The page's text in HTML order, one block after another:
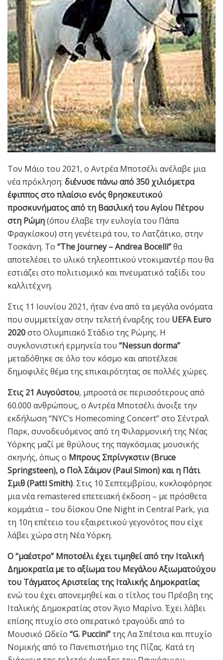
Τον Μάιο του 2021, ο Αντρέα Μποτσέλι ανέλαβε μια
νέα πρόκληση: διένυσε πάνω από 350 χιλιόμετρα
έφιππος στο πλαίσιο ενός θρησκευτικού
προσκυνήματος από τη Βασιλική του Αγίου Πέτρου
στη Ρώμη(όπου έλαβε την ευλογία του Πάπα
Φραγκίσκου) στη γενέτειρά του, το Λατζάτικο, στην
Τοσκάνη. Το “The Journey – Andrea Bocelli”θα
αποτελέσει το υλικό τηλεοπτικού ντοκιμαντέρ που θα
εστιάζει στο πολιτισμικό και πνευματικό ταξίδι του
καλλιτέχνη.
Στις 11 Ιουνίου 2021, ήταν ένα από τα μεγάλα ονόματα
που συμμετείχαν στην τελετή έναρξης του UEFA Euro
2020στο Ολυμπιακό Στάδιο της Ρώμης. Η
συγκλονιστική ερμηνεία του “Nessun dorma”
μεταδόθηκε σε όλο τον κόσμο και αποτέλεσε
δημοφιλές θέμα της επικαιρότητας σε πολλές χώρες.
Στις 21 Αυγούστου, μπροστά σε περισσότερους από
60.000 ανθρώπους, ο Αντρέα Μποτσέλι άνοιξε την
εκδήλωση “NYC’s Homecoming Concert” στο Σέντραλ
Παρκ, συνοδευόμενος από τη Φιλαρμονική της Νέας
Υόρκης μαζί με θρύλους της παγκόσμιας μουσικής
σκηνής, όπως ο Μπρους Σπρίνγκστιν (Bruce
Springsteen), ο Πολ Σάιμον (Paul Simon) και η Πάτι
Σμιθ (Patti Smith). Στις 10 Σεπτεμβρίου, κυκλοφόρησε
μια νέα remastered επετειακή έκδοση – με πρόσθετα
κομμάτια – του δίσκου One Night in Central Park, για
τη 10η επέτειο του εξαιρετικού γεγονότος που είχε
λάβει χώρα στη Νέα Υόρκη.
Ο “μαέστρο” Μποτσέλι έχει τιμηθεί από την Ιταλική
Δημοκρατία με το αξίωμα του Μεγάλου Αξιωματούχου
του Τάγματος Αριστείας της Ιταλικής Δημοκρατίας
ενώ του έχει απονεμηθεί και ο τίτλος του Πρέσβη της
Ιταλικής Δημοκρατίας στον Άγιο Μαρίνο. Έχει λάβει
επίσης πτυχίο στο οπερατικό τραγούδι από το
Μουσικό Ωδείο “G. Puccini”της Λα Σπέτσια και πτυχίο
Νομικής από το Πανεπιστήμιο της Πίζας. Κατά τη